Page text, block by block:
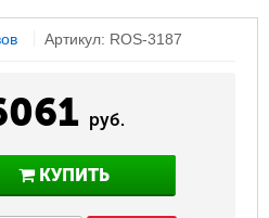
Артикул: ROS-3187
руб.
КУПИТЬ